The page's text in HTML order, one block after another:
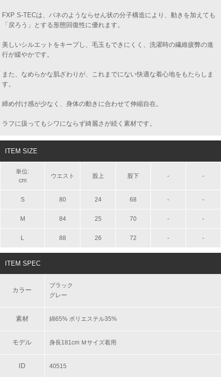
FXP S-TECは、バネのようならせん状の分子構造により、動きを加えても
「戻ろう」とする形態回復性に優れます。
美しいシルエットをキープし、毛玉もできにくく、洗濯時の繊維疲弊の進
行が緩やかです。
また、なめらかな肌ざわりが、これまでにない快適な着心地をもたらしま
す。
締め付け感が少なく、身体の動きに合わせて伸縮自在。
ラフに扱ってもシワにならず綺麗さが続く素材です。
ITEM SIZE
単位:
cm
ウエスト 股上 股下 - -
S 80 24 68 - -
M 84 25 70 - -
L 88 26 72 - -
ITEM SPEC
カラー
ブラック
グレー
素材 綿65% ポリエステル35%
モデル 身長181cm Ｍサイズ着用
ID 40515